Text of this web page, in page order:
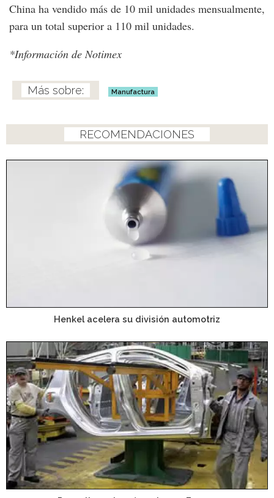
China ha vendido más de 10 mil unidades mensualmente,
para un total superior a 110 mil unidades.
*Información de Notimex
Manufactura
RECOMENDACIONES
Henkel acelera su división automotriz